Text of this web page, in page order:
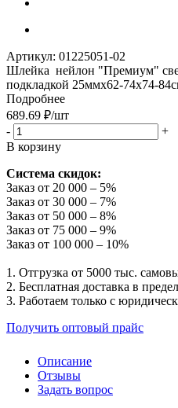
Артикул: 01225051-02
Шлейка нейлон "Премиум"
подкладкой 25ммх62-74x74-
Подробнее
689.69 ₽/шт
-
+
В корзину
Система скидок:
Заказ от 20 000 – 5%
Заказ от 30 000 – 7%
Заказ от 50 000 – 8%
Заказ от 75 000 – 9%
Заказ от 100 000 – 10%
1. Отгрузка от 5000 тыс.
2. Бесплатная доставка в
3. Работаем только с
Получить оптовый прайс
Описание
Отзывы
Задать вопрос